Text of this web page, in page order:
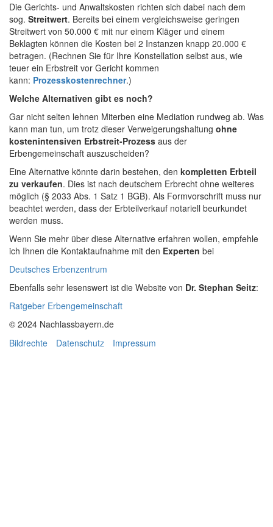
Die Gerichts- und Anwaltskosten richten sich dabei nach dem
sog. Streitwert. Bereits bei einem vergleichsweise geringen
Streitwert von 50.000 € mit nur einem Kläger und einem
Beklagten können die Kosten bei 2 Instanzen knapp 20.000 €
betragen. (Rechnen Sie für Ihre Konstellation selbst aus, wie
teuer ein Erbstreit vor Gericht kommen
kann: Prozesskostenrechner.)
Welche Alternativen gibt es noch?
Gar nicht selten lehnen Miterben eine Mediation rundweg ab. Was
kann man tun, um trotz dieser Verweigerungshaltung ohne
kostenintensiven Erbstreit-Prozess aus der
Erbengemeinschaft auszuscheiden?
Eine Alternative könnte darin bestehen, den kompletten Erbteil
zu verkaufen. Dies ist nach deutschem Erbrecht ohne weiteres
möglich (§ 2033 Abs. 1 Satz 1 BGB). Als Formvorschrift muss nur
beachtet werden, dass der Erbteilverkauf notariell beurkundet
werden muss.
Wenn Sie mehr über diese Alternative erfahren wollen, empfehle
ich Ihnen die Kontaktaufnahme mit den Experten bei
Deutsches Erbenzentrum
Ebenfalls sehr lesenswert ist die Website von Dr. Stephan Seitz:
Ratgeber Erbengemeinschaft
© 2024 Nachlassbayern.de
Bildrechte
Datenschutz Impressum